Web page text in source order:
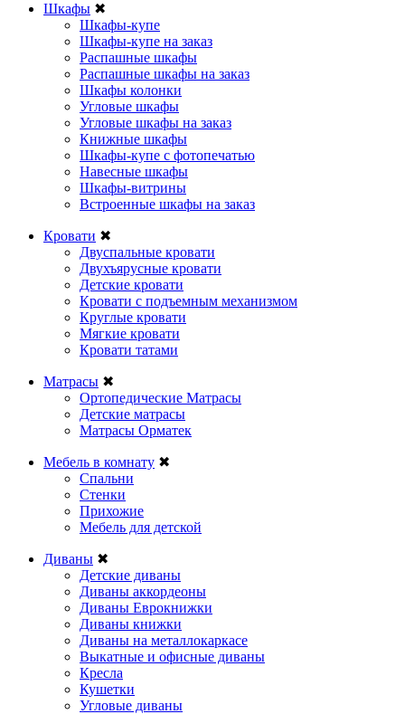
Шкафы ✖
Шкафы-купе
Шкафы-купе на заказ
Распашные шкафы
Распашные шкафы на заказ
Шкафы колонки
Угловые шкафы
Угловые шкафы на заказ
Книжные шкафы
Шкафы-купе с фотопечатью
Навесные шкафы
Шкафы-витрины
Встроенные шкафы на заказ
Кровати ✖
Двуспальные кровати
Двухъярусные кровати
Детские кровати
Кровати с подъемным механизмом
Круглые кровати
Мягкие кровати
Кровати татами
Матрасы ✖
Ортопедические Матрасы
Детские матрасы
Матрасы Орматек
Мебель в комнату ✖
Спальни
Стенки
Прихожие
Мебель для детской
Диваны ✖
Детские диваны
Диваны аккордеоны
Диваны Еврокнижки
Диваны книжки
Диваны на металлокаркасе
Выкатные и офисные диваны
Кресла
Кушетки
Угловые диваны